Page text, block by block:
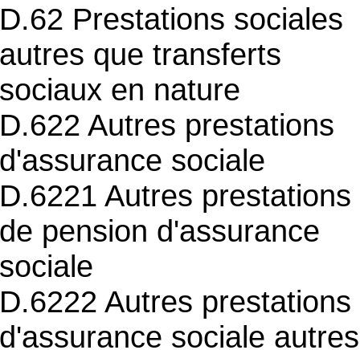
D.62 Prestations sociales
autres que transferts
sociaux en nature
D.622 Autres prestations
d'assurance sociale
D.6221 Autres prestations
de pension d'assurance
sociale
D.6222 Autres prestations
d'assurance sociale autres